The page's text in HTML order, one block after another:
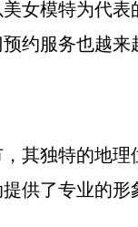
女模特为代
约服务也越来
其独特的地
供了专业的